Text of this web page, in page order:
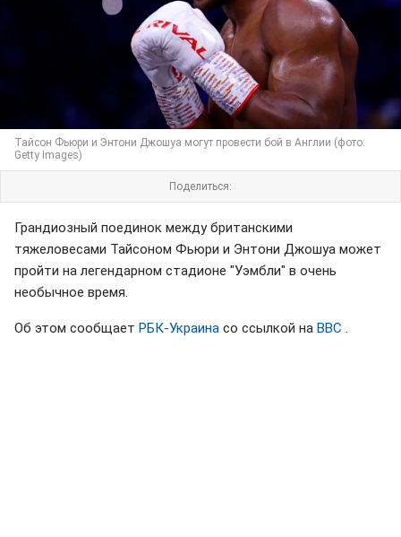
Тайсон Фьюри и Энтони Джошуа могут провести бой в Англии (фото:
Getty Images)
Поделиться:
Грандиозный поединок между британскими
тяжеловесами Тайсоном Фьюри и Энтони Джошуа может
пройти на легендарном стадионе "Уэмбли" в очень
необычное время.
Об этом сообщает РБК-Украина со ссылкой на BBC